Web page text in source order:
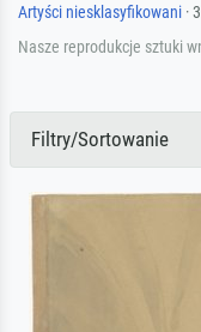
Artyści niesklasyfikowani ·
Nasze reprodukcje sztuki
Filtry/Sortowanie